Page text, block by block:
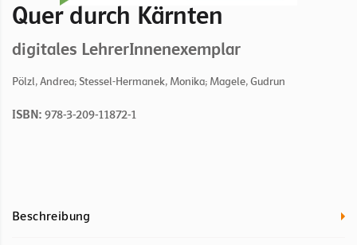
Quer durch Kärnten
digitales LehrerInnenexemplar
Pölzl, Andrea; Stessel-Hermanek, Monika; Magele, Gudrun
ISBN: 978-3-209-11872-1
Beschreibung